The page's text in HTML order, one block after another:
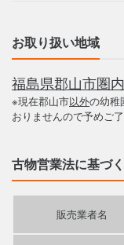
お取り扱い地域
福島県郡山市圏内
※現在郡山市以外の幼稚
おりませんので予めご了
古物営業法に基づ
販売業者名